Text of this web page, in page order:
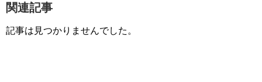
関連記事
記事は見つかりませんでした。